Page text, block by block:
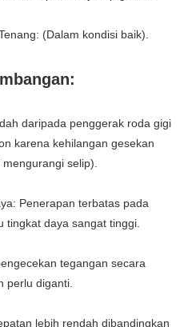
(Dalam kondisi baik).
daripada penggerak roda gigi
karena kehilangan gesekan
selip).
Penerapan terbatas pada
tingkat daya sangat tinggi.
tegangan secara
perlu diganti.
lebih rendah dibandingkan